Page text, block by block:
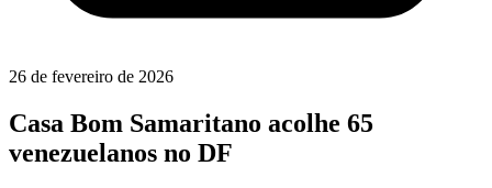
26 de fevereiro de 2026
Casa Bom Samaritano acolhe 65
venezuelanos no DF